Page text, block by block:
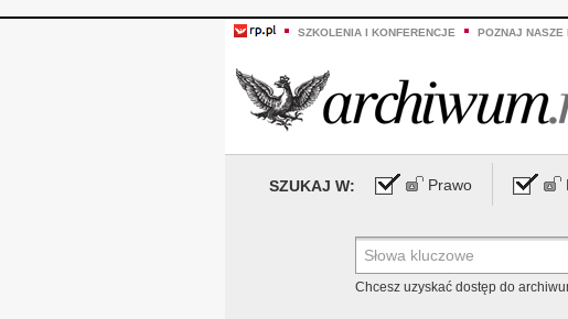
SZKOLENIA I KONFERENCJE POZNAJ NASZE
SZUKAJ W: Prawo
Chcesz uzyskać dostęp do